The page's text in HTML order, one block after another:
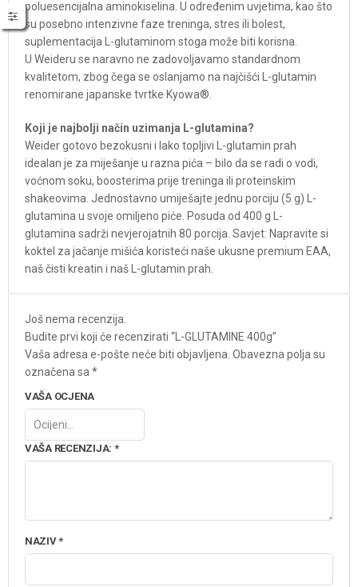
poluesencijalna aminokiselina. U određenim uvjetima, kao što
su posebno intenzivne faze treninga, stres ili bolest,
suplementacija L-glutaminom stoga može biti korisna.
U Weideru se naravno ne zadovoljavamo standardnom
kvalitetom, zbog čega se oslanjamo na najčišći L-glutamin
renomirane japanske tvrtke Kyowa®.
Koji je najbolji način uzimanja L-glutamina?
Weider gotovo bezokusni i lako topljivi L-glutamin prah
idealan je za miješanje u razna pića – bilo da se radi o vodi,
voćnom soku, boosterima prije treninga ili proteinskim
shakeovima. Jednostavno umiješajte jednu porciju (5 g) L-
glutamina u svoje omiljeno piće. Posuda od 400 g L-
glutamina sadrži nevjerojatnih 80 porcija. Savjet: Napravite si
koktel za jačanje mišića koristeći naše ukusne premium EAA,
naš čisti kreatin i naš L-glutamin prah.
Još nema recenzija.
Budite prvi koji će recenzirati “L-GLUTAMINE 400g”
Vaša adresa e-pošte neće biti objavljena. Obavezna polja su
označena sa *
VAŠA OCJENA
VAŠA RECENZIJA: *
NAZIV*